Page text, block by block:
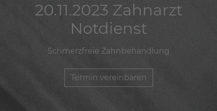
20.11.2023 Zahnarzt
Notdienst
Schmerzfreie Zahnbehandlung
Termin vereinbaren
20.11.2023 Zahnarzt
Notdienst
Schmerzfreie Zahnbehandlung
Termin vereinbaren
20.11.2023 Zahnarzt
Notdienst
Schmerzfreie Zahnbehandlung
Termin vereinbaren